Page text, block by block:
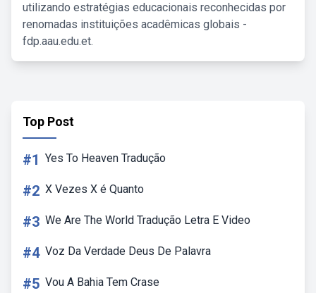
utilizando estratégias educacionais reconhecidas por
renomadas instituições acadêmicas globais -
fdp.aau.edu.et.
Top Post
#1 Yes To Heaven Tradução
#2 X Vezes X é Quanto
#3 We Are The World Tradução Letra E Video
#4 Voz Da Verdade Deus De Palavra
#5 Vou A Bahia Tem Crase